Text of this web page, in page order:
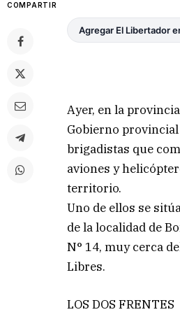
COMPARTIR
Agregar El Libertador
Ayer, en la
Gobierno
brigadistas que
aviones y
territorio.
Uno de ellos se
de la localidad de
N° 14, muy cerca
Libres.
LOS DOS FRENTES